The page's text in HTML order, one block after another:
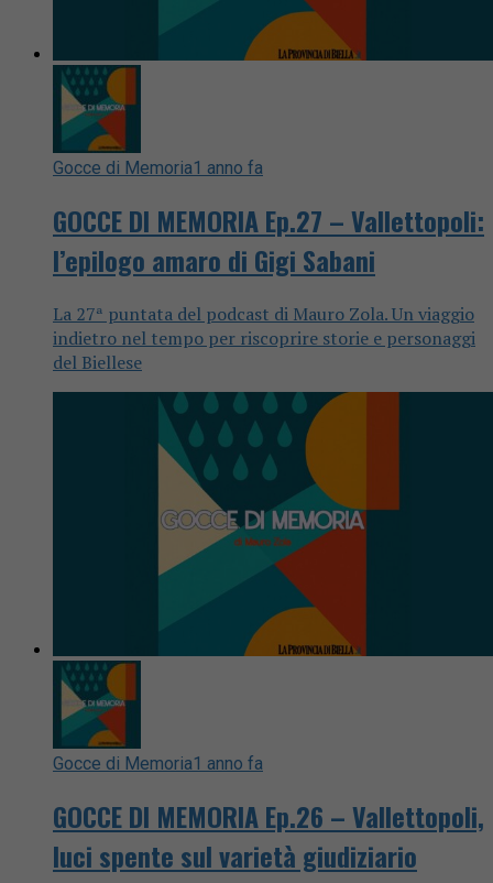
Gocce di Memoria1 anno fa
GOCCE DI MEMORIA Ep.27 – Vallettopoli:
l’epilogo amaro di Gigi Sabani
La 27ª puntata del podcast di Mauro Zola. Un viaggio
indietro nel tempo per riscoprire storie e personaggi
del Biellese
Gocce di Memoria1 anno fa
GOCCE DI MEMORIA Ep.26 – Vallettopoli,
luci spente sul varietà giudiziario